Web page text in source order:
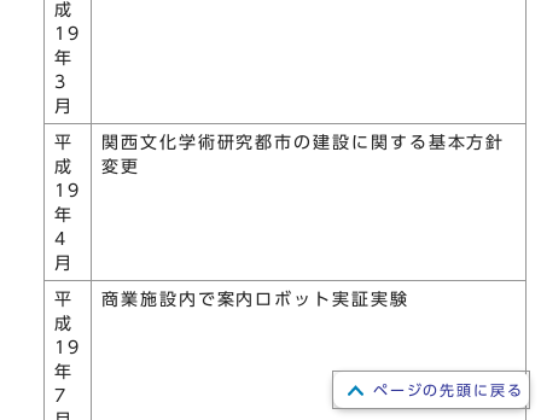
成
19
年
3
月
平
成
19
年
4
月
関西文化学術研究都市の建設に関する基本方針
変更
平
成
19
年
7
商業施設内で案内ロボット実証実験
ページの先頭に戻る